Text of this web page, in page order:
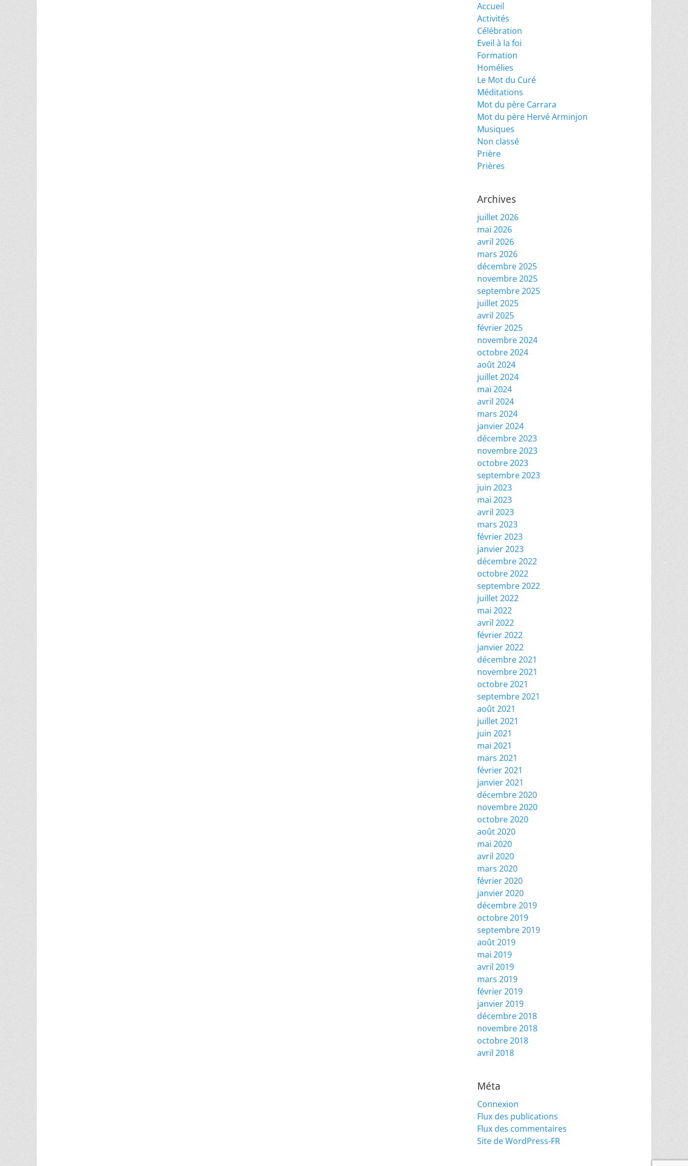
Accueil
Activités
Célébration
Eveil à la foi
Formation
Homélies
Le Mot du Curé
Méditations
Mot du père Carrara
Mot du père Hervé Arminjon
Musiques
Non classé
Prière
Prières
Archives
juillet 2026
mai 2026
avril 2026
mars 2026
décembre 2025
novembre 2025
septembre 2025
juillet 2025
avril 2025
février 2025
novembre 2024
octobre 2024
août 2024
juillet 2024
mai 2024
avril 2024
mars 2024
janvier 2024
décembre 2023
novembre 2023
octobre 2023
septembre 2023
juin 2023
mai 2023
avril 2023
mars 2023
février 2023
janvier 2023
décembre 2022
octobre 2022
septembre 2022
juillet 2022
mai 2022
avril 2022
février 2022
janvier 2022
décembre 2021
novembre 2021
octobre 2021
septembre 2021
août 2021
juillet 2021
juin 2021
mai 2021
mars 2021
février 2021
janvier 2021
décembre 2020
novembre 2020
octobre 2020
août 2020
mai 2020
avril 2020
mars 2020
février 2020
janvier 2020
décembre 2019
octobre 2019
septembre 2019
août 2019
mai 2019
avril 2019
mars 2019
février 2019
janvier 2019
décembre 2018
novembre 2018
octobre 2018
avril 2018
Méta
Connexion
Flux des publications
Flux des commentaires
Site de WordPress-FR